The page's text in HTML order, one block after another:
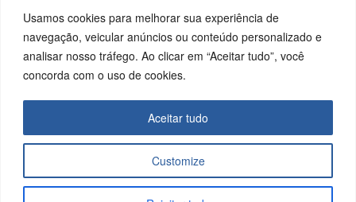
Usamos cookies para melhorar sua experiência de
navegação, veicular anúncios ou conteúdo personalizado e
analisar nosso tráfego. Ao clicar em “Aceitar tudo”, você
concorda com o uso de cookies.
Customize
Aceitar tudo
Visitas
SIGA-
NOS
UTILID
ADES
Download
Links Úteis
Empresa
PROG
S